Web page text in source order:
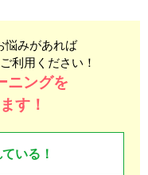
悩みがあれば
利用ください！
ニングを
す！
いる！